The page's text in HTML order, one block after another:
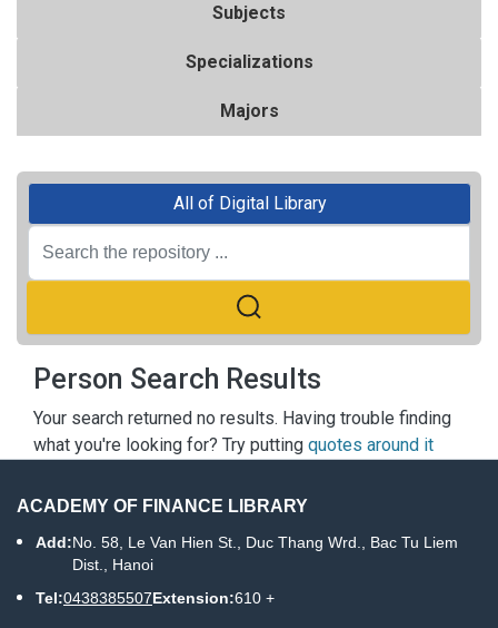
Subjects
Specializations
Majors
All of Digital Library
Person Search Results
Your search returned no results. Having trouble finding
what you're looking for? Try putting quotes around it
ACADEMY OF FINANCE LIBRARY
Add:No. 58, Le Van Hien St., Duc Thang Wrd., Bac Tu Liem
Dist., Hanoi
Tel:0438385507Extension:610 +